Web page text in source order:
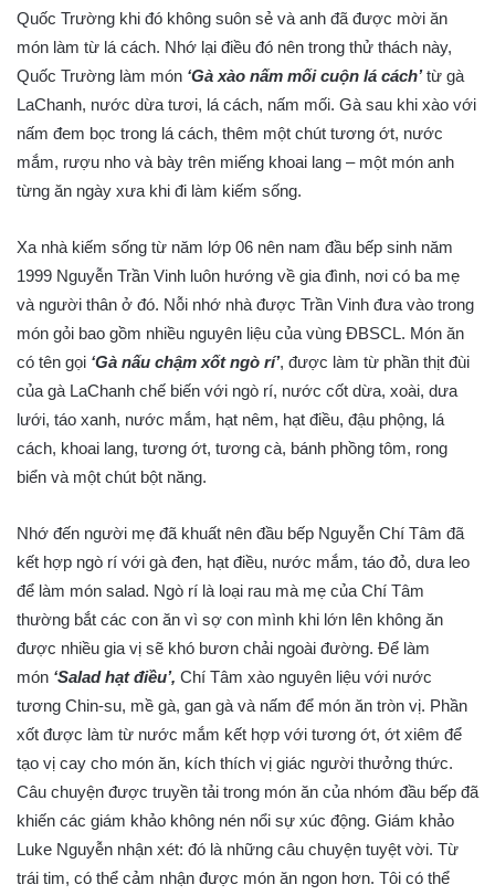
Quốc Trường khi đó không suôn sẻ và anh đã được mời ăn
món làm từ lá cách. Nhớ lại điều đó nên trong thử thách này,
Quốc Trường làm món ‘Gà xào nấm mối cuộn lá cách’từ gà
LaChanh, nước dừa tươi, lá cách, nấm mối. Gà sau khi xào với
nấm đem bọc trong lá cách, thêm một chút tương ớt, nước
mắm, rượu nho và bày trên miếng khoai lang – một món anh
từng ăn ngày xưa khi đi làm kiếm sống.
Xa nhà kiếm sống từ năm lớp 06 nên nam đầu bếp sinh năm
1999 Nguyễn Trần Vinh luôn hướng về gia đình, nơi có ba mẹ
và người thân ở đó. Nỗi nhớ nhà được Trần Vinh đưa vào trong
món gỏi bao gồm nhiều nguyên liệu của vùng ĐBSCL. Món ăn
có tên gọi ‘Gà nấu chậm xốt ngò rí’, được làm từ phần thịt đùi
của gà LaChanh chế biến với ngò rí, nước cốt dừa, xoài, dưa
lưới, táo xanh, nước mắm, hạt nêm, hạt điều, đậu phộng, lá
cách, khoai lang, tương ớt, tương cà, bánh phồng tôm, rong
biển và một chút bột năng.
Nhớ đến người mẹ đã khuất nên đầu bếp Nguyễn Chí Tâm đã
kết hợp ngò rí với gà đen, hạt điều, nước mắm, táo đỏ, dưa leo
để làm món salad. Ngò rí là loại rau mà mẹ của Chí Tâm
thường bắt các con ăn vì sợ con mình khi lớn lên không ăn
được nhiều gia vị sẽ khó bươn chải ngoài đường. Để làm
món ‘Salad hạt điều’, Chí Tâm xào nguyên liệu với nước
tương Chin-su, mề gà, gan gà và nấm để món ăn tròn vị. Phần
xốt được làm từ nước mắm kết hợp với tương ớt, ớt xiêm để
tạo vị cay cho món ăn, kích thích vị giác người thưởng thức.
Câu chuyện được truyền tải trong món ăn của nhóm đầu bếp đã
khiến các giám khảo không nén nổi sự xúc động. Giám khảo
Luke Nguyễn nhận xét: đó là những câu chuyện tuyệt vời. Từ
trái tim, có thể cảm nhận được món ăn ngon hơn. Tôi có thể